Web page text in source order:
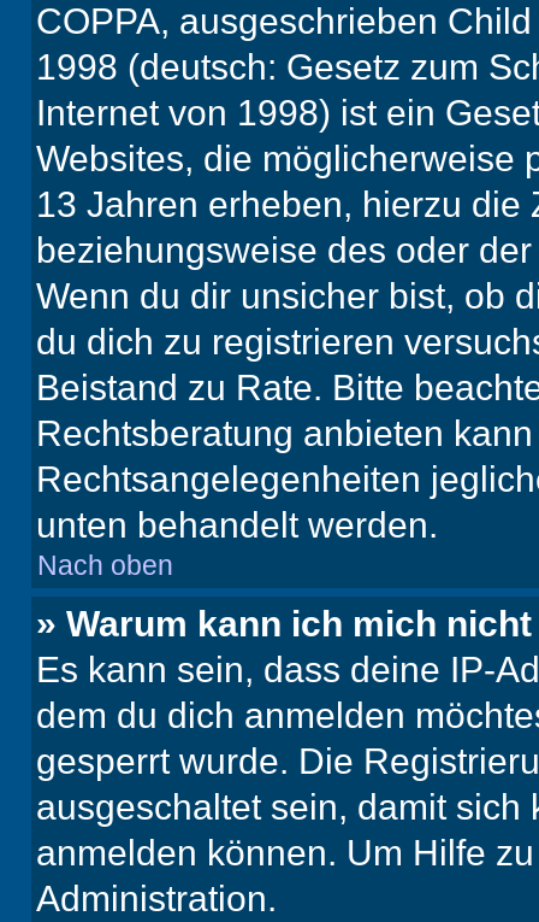
COPPA, ausgeschrieben
1998 (deutsch: Gesetz zum
Internet von 1998) ist ein
Websites, die möglicherweise
13 Jahren erheben, hierzu die
beziehungsweise des oder
Wenn du dir unsicher bist, ob
du dich zu registrieren
Beistand zu Rate. Bitte
Rechtsberatung anbieten
Rechtsangelegenheiten
unten behandelt werden.
Nach oben
» Warum kann ich mich
Es kann sein, dass deine IP-
dem du dich anmelden
gesperrt wurde. Die
ausgeschaltet sein, damit
anmelden können. Um Hilfe
Administration.